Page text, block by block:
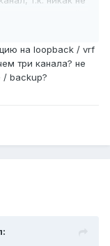
на loopback / vrf
три канала? не
/ backup?